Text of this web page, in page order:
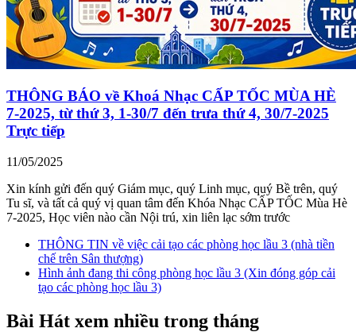
THÔNG BÁO về Khoá Nhạc CẤP TỐC MÙA HÈ
7-2025, từ thứ 3, 1-30/7 đến trưa thứ 4, 30/7-2025
Trực tiếp
11/05/2025
Xin kính gửi đến quý Giám mục, quý Linh mục, quý Bề trên, quý
Tu sĩ, và tất cả quý vị quan tâm đến Khóa Nhạc CẤP TỐC Mùa Hè
7-2025, Học viên nào cần Nội trú, xin liên lạc sớm trước
THÔNG TIN về việc cải tạo các phòng học lầu 3 (nhà tiền
chế trên Sân thượng)
Hình ảnh đang thi công phòng học lầu 3 (Xin đóng góp cải
tạo các phòng học lầu 3)
Bài Hát xem nhiều trong tháng